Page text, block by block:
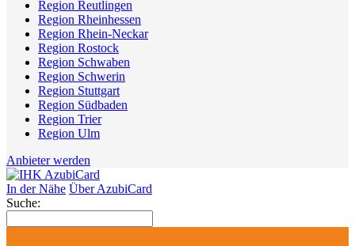
Region Reutlingen
Region Rheinhessen
Region Rhein-Neckar
Region Rostock
Region Schwaben
Region Schwerin
Region Stuttgart
Region Südbaden
Region Trier
Region Ulm
Anbieter werden
In der Nähe Über AzubiCard
Suche: